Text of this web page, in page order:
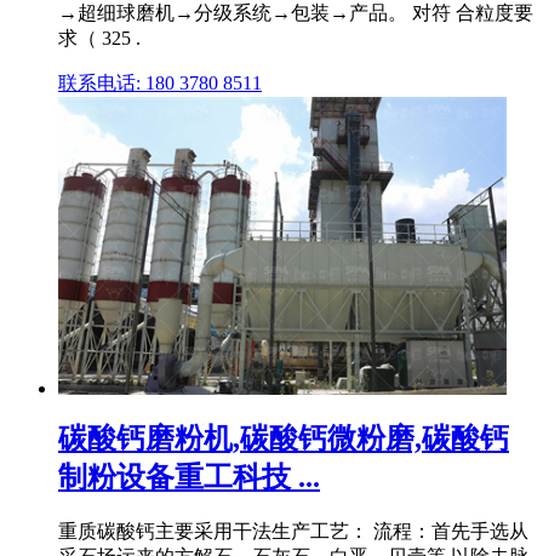
→超细球磨机→分级系统→包装→产品。 对符 合粒度要
求（ 325 .
联系电话: 180 3780 8511
碳酸钙磨粉机,碳酸钙微粉磨,碳酸钙
制粉设备重工科技 ...
重质碳酸钙主要采用干法生产工艺： 流程：首先手选从